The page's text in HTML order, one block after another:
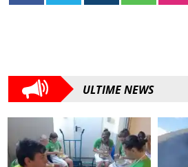
ULTIME NEWS